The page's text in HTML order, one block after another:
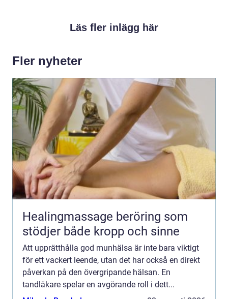
Läs fler inlägg här
Fler nyheter
Healingmassage beröring som
stödjer både kropp och sinne
Att upprätthålla god munhälsa är inte bara viktigt
för ett vackert leende, utan det har också en direkt
påverkan på den övergripande hälsan. En
tandläkare spelar en avgörande roll i dett...